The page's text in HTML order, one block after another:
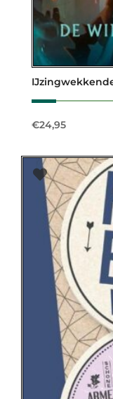
€24,95